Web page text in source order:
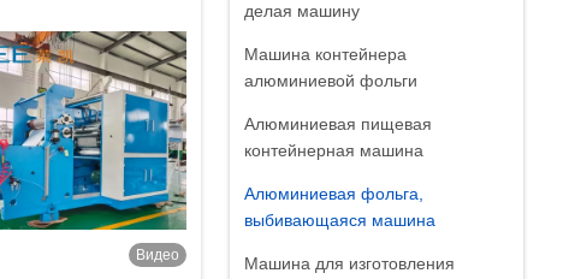
делая машину
Машина контейнера
алюминиевой фольги
Алюминиевая пищевая
контейнерная машина
Алюминиевая фольга,
выбивающаяся машина
Машина для изготовления
Видео